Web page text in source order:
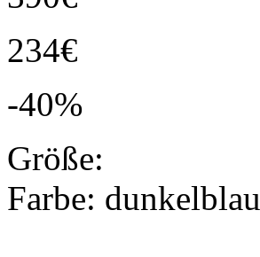
234€
-40%
Größe:
Farbe: dunkelblau